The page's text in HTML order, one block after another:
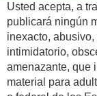
Usted acepta, a
publicará ningún
inexacto,
intimidatorio,
amenazante, que
material para